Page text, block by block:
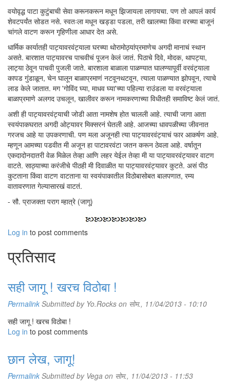
वयोवृद्ध पाटा कुटुंबाची सेवा करूनकरून मधून झिजायला लागायचा. पण तो आपलं कार्य
शेवटपर्यंत सोडत नसे. स्वतःला मधून खड्डा पडला, तरी खालच्या किंवा वरच्या बाजूनं
चांगले वाटण करून गृहिणीला आधार देत असे.
धार्मिक कार्यातही पाट्यावरवंट्याला घरच्या थोरामोठ्यांप्रमाणेच अगदी मानाचं स्थान
असते. बारशात पाट्यावरच पाचवीचं पूजन केलं जातं. पिठाचे दिवे, मोदक, थापट्या,
लाट्या ठेवून पाचवी पुजली जाते. बारशाला बाळाला पाळण्यात घालण्यापूर्वी वरवंट्याला
कापड गुंडाळून, चेन घालून बाळाप्रमाणं नटवूनथटवून, त्याला पाळण्यात झोपवून, त्याचे
लाड केले जातात. मग 'गोविंद घ्या, माधव घ्या'च्या पहिल्या राउंडला या वरवंट्याला
बाळाप्रमाणे अलगद उचलून, खालीवर करून नामकरणाच्या विधीतही समाविष्ट केलं जातं.
अशी ही पाट्यावरवंट्याची जोडी आता नामशेष होत चालली आहे. त्याची जागा आता
स्वयंपाकघरात अगदी ओट्यावर मिक्सरनं घेतली आहे. आजच्या धावपळीच्या जीवनात
गरजच आहे या उपकरणाची. पण मला अजूनही त्या पाट्यावरवंट्याचं फार आकर्षण आहे.
म्हणून आमच्या पडवीत मी अजून हा पाटावरवंटा जतन करून ठेवला आहे. वर्षातून
एकदादोनदातरी वेळ मिळेल तेव्हा आणि लहर येईल तेव्हा मी या पाट्यावरवंट्यावर वाटण
वाटते. साठ्याच्या करंजीचे पीठही मी दिवाळीत या पाट्यावरवंट्यावर कुटते. असं पीठ
कुटताना किंवा वाटण वाटताना या स्वयंपाकातील विठोबासोबत बालपणात, रम्य
वातावरणात गेल्यासारखं वाटतं.
- सौ. प्राजक्ता पराग म्हात्रे (जागू)
Log in to post comments
प्रतिसाद
सही जागू ! खरच विठोबा !
Permalink Submitted by Yo.Rocks on सोम., 11/04/2013 - 10:10
सही जागू ! खरच विठोबा !
Log in to post comments
छान लेख, जागू!
Permalink Submitted by Vega on सोम., 11/04/2013 - 11:53